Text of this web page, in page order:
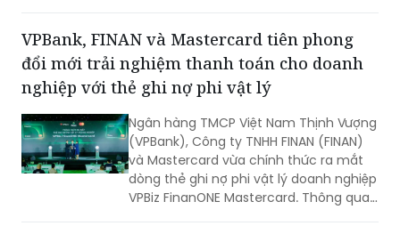
chỉ đặt sự tín nhiệm lên hàng đầu suốt
một thập kỷ.
VPBank, FINAN và Mastercard tiên phong
đổi mới trải nghiệm thanh toán cho doanh
nghiệp với thẻ ghi nợ phi vật lý
Ngân hàng TMCP Việt Nam Thịnh Vượng
(VPBank), Công ty TNHH FINAN (FINAN)
và Mastercard vừa chính thức ra mắt
dòng thẻ ghi nợ phi vật lý doanh nghiệp
VPBiz FinanONE Mastercard. Thông qua